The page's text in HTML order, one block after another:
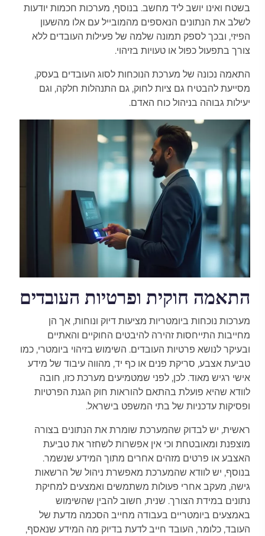
בשטח ואינו יושב ליד מחשב. בנוסף, מערכות חכמות יודעות
לשלב את הנתונים הנאספים מהמובייל עם אלו מהשעון
הפיזי, ובכך לספק תמונה שלמה של פעילות העובדים ללא
צורך בתפעול כפול או טעויות בזיהוי.
התאמה נכונה של מערכת הנוכחות לסוג העובדים בעסק,
מסייעת להבטיח גם ציות לחוק, גם התנהלות חלקה, וגם
יעילות גבוהה בניהול כוח האדם.
התאמה חוקית ופרטיות העובדים
מערכות נוכחות ביומטריות מציעות דיוק ונוחות, אך הן
מחייבות התייחסות זהירה להיבטים החוקיים והאתיים
ובעיקר לנושא פרטיות העובדים. השימוש בזיהוי ביומטרי, כמו
טביעת אצבע, סריקת פנים או כף יד, מהווה עיבוד של מידע
אישי רגיש מאוד. לכן, לפני שמטמיעים מערכת כזו, חובה
לוודא שהיא פועלת בהתאם להוראות חוק הגנת הפרטיות
ופסיקות עדכניות של בתי המשפט בישראל.
ראשית, יש לבדוק שהמערכת שומרת את הנתונים בצורה
מוצפנת ומאובטחת וכי אין אפשרות לשחזר את טביעת
האצבע או פרטים מזהים אחרים מתוך המידע שנשמר.
בנוסף, יש לוודא שהמערכת מאפשרת ניהול של הרשאות
גישה, מעקב אחרי פעולות משתמשים ואמצעים למחיקת
נתונים במידת הצורך. שנית, חשוב להבין שהשימוש
באמצעים ביומטריים בעבודה מחייב הסכמה מדעת של
העובד, כלומר, העובד חייב לדעת בדיוק מה המידע שנאסף,